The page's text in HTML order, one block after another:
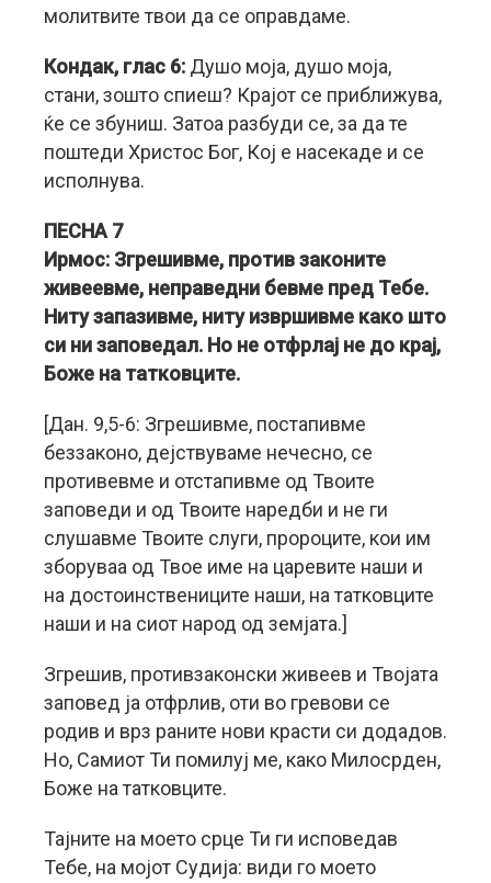
молитвите твои да се оправдаме.
Кондак, глас 6: Душо моја, душо моја,
стани, зошто спиеш? Крајот се приближува,
ќе се збуниш. Затоа разбуди се, за да те
поштеди Христос Бог, Кој е насекаде и се
исполнува.
ПЕСНА 7
Ирмос: Згрешивме, против законите
живеевме, неправедни бевме пред Тебе.
Ниту запазивме, ниту извршивме како што
си ни заповедал. Но не отфрлај не до крај,
Боже на татковците.
[Дан. 9,5-6: Згрешивме, постапивме
беззаконо, дејствуваме нечесно, се
противевме и отстапивме од Твоите
заповеди и од Твоите наредби и не ги
слушавме Твоите слуги, пророците, кои им
зборуваа од Твое име на царевите наши и
на достоинствениците наши, на татковците
наши и на сиот народ од земјата.]
Згрешив, противзаконски живеев и Твојата
заповед ја отфрлив, оти во гревови се
родив и врз раните нови красти си додадов.
Но, Самиот Ти помилуј ме, како Милосрден,
Боже на татковците.
Тајните на моето срце Ти ги исповедав
Тебе, на мојот Судија: види го моето